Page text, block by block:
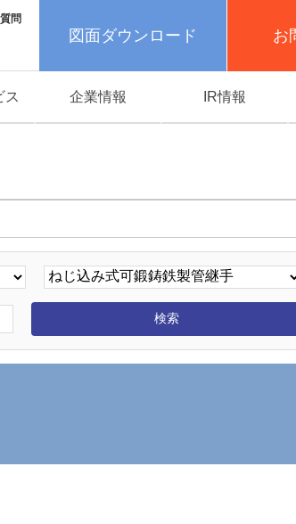
問
図面ダウンロード お
ス 企業情報 IR情報